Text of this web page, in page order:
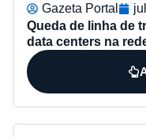
Gazeta Portal
Queda de linha de
data centers na